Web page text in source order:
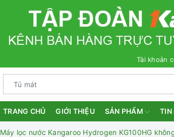
Tài khoản
TRANG CHỦ GIỚI THIỆU SẢN PHẨM TIN
Máy lọc nước Kangaroo Hydrogen KG100HG